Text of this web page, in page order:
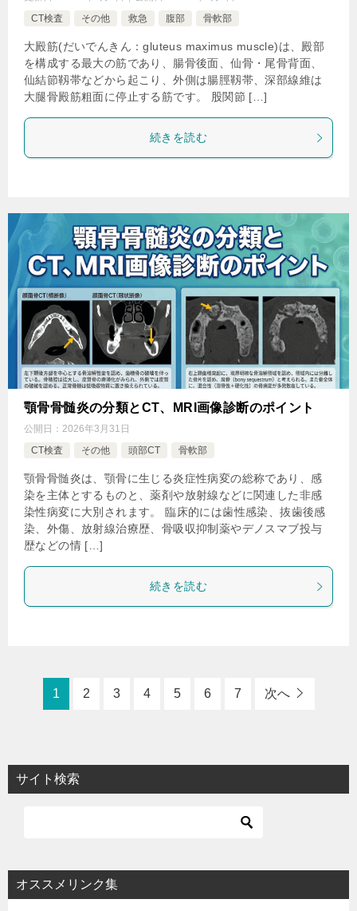
CT検査
その他 救急 腹部 骨軟部
大殿筋(だいでんきん：gluteus maximus muscle)は、殿部
を構成する最大の筋であり、腸骨後面、仙骨・尾骨背面、
仙結節靱帯などから起こり、外側は腸脛靱帯、深部線維は
大腿骨殿筋粗面に停止する筋です。 股関節 […]
続きを読む
顎骨骨髄炎の分類とCT、MRI画像診断のポイント
公開日： 2026年3月31日
CT検査
その他 頭部CT 骨軟部
顎骨骨髄炎は、顎骨に生じる炎症性病変の総称であり、感
染を主体とするものと、薬剤や放射線などに関連した非感
染性病変に大別されます。 臨床的には歯性感染、抜歯後感
染、外傷、放射線治療歴、骨吸収抑制薬やデノスマブ投与
歴などの情 […]
続きを読む
1 2 3 4 5 6 7 次へ
サイト検索
オススメリンク集